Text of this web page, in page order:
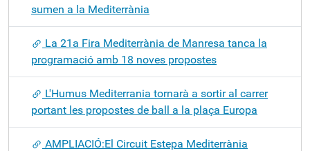
sumen a la Mediterrània
La 21a Fira Mediterrània de Manresa tanca la
programació amb 18 noves propostes
L'Humus Mediterrania tornarà a sortir al carrer
portant les propostes de ball a la plaça Europa
AMPLIACIÓ:El Circuit Estepa Mediterrània